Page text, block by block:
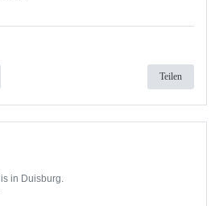
Teilen
is in Duisburg.